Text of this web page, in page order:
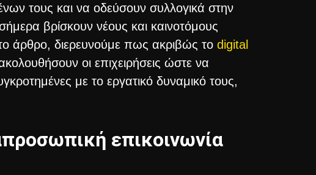
τους και να οδεύσουν συλλογικά στην
βρίσκουν νέους και καινοτόμους
άρθρο, διερευνούμε πως ακριβώς το digital
οι επιχειρήσεις ώστε να
με το εργατικό δυναμικό τους,
επικοινωνία